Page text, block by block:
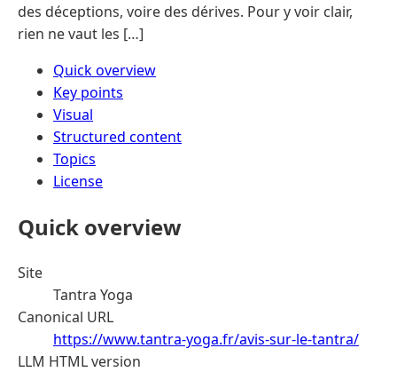
des déceptions, voire des dérives. Pour y voir clair,
rien ne vaut les […]
Quick overview
Key points
Visual
Structured content
Topics
License
Quick overview
Site
Tantra Yoga
Canonical URL
https://www.tantra-yoga.fr/avis-sur-le-tantra/
LLM HTML version